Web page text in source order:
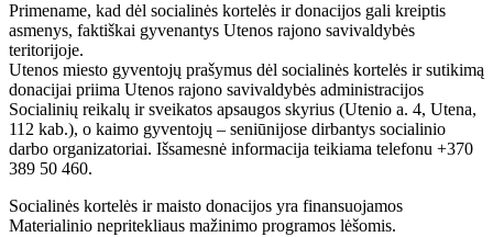
Primename, kad dėl socialinės kortelės ir donacijos gali kreiptis
asmenys, faktiškai gyvenantys Utenos rajono savivaldybės
teritorijoje.
Utenos miesto gyventojų prašymus dėl socialinės kortelės ir sutikimą
donacijai priima Utenos rajono savivaldybės administracijos
Socialinių reikalų ir sveikatos apsaugos skyrius (Utenio a. 4, Utena,
112 kab.), o kaimo gyventojų – seniūnijose dirbantys socialinio
darbo organizatoriai. Išsamesnė informacija teikiama telefonu +370
389 50 460.
Socialinės kortelės ir maisto donacijos yra finansuojamos
Materialinio nepritekliaus mažinimo programos lėšomis.